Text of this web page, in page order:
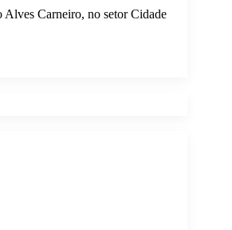
Alves Carneiro, no setor Cidade